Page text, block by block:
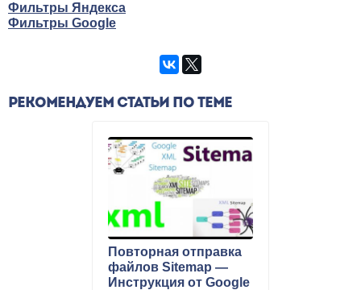
Фильтры Яндекса
Фильтры Google
РЕКОМЕНДУЕМ СТАТЬИ ПО ТЕМЕ
Повторная отправка
файлов Sitemap —
Инструкция от Google